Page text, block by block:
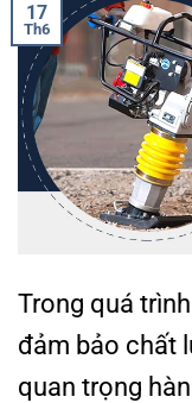
17
Th6
Trong quá
đảm bảo chất
quan trọng